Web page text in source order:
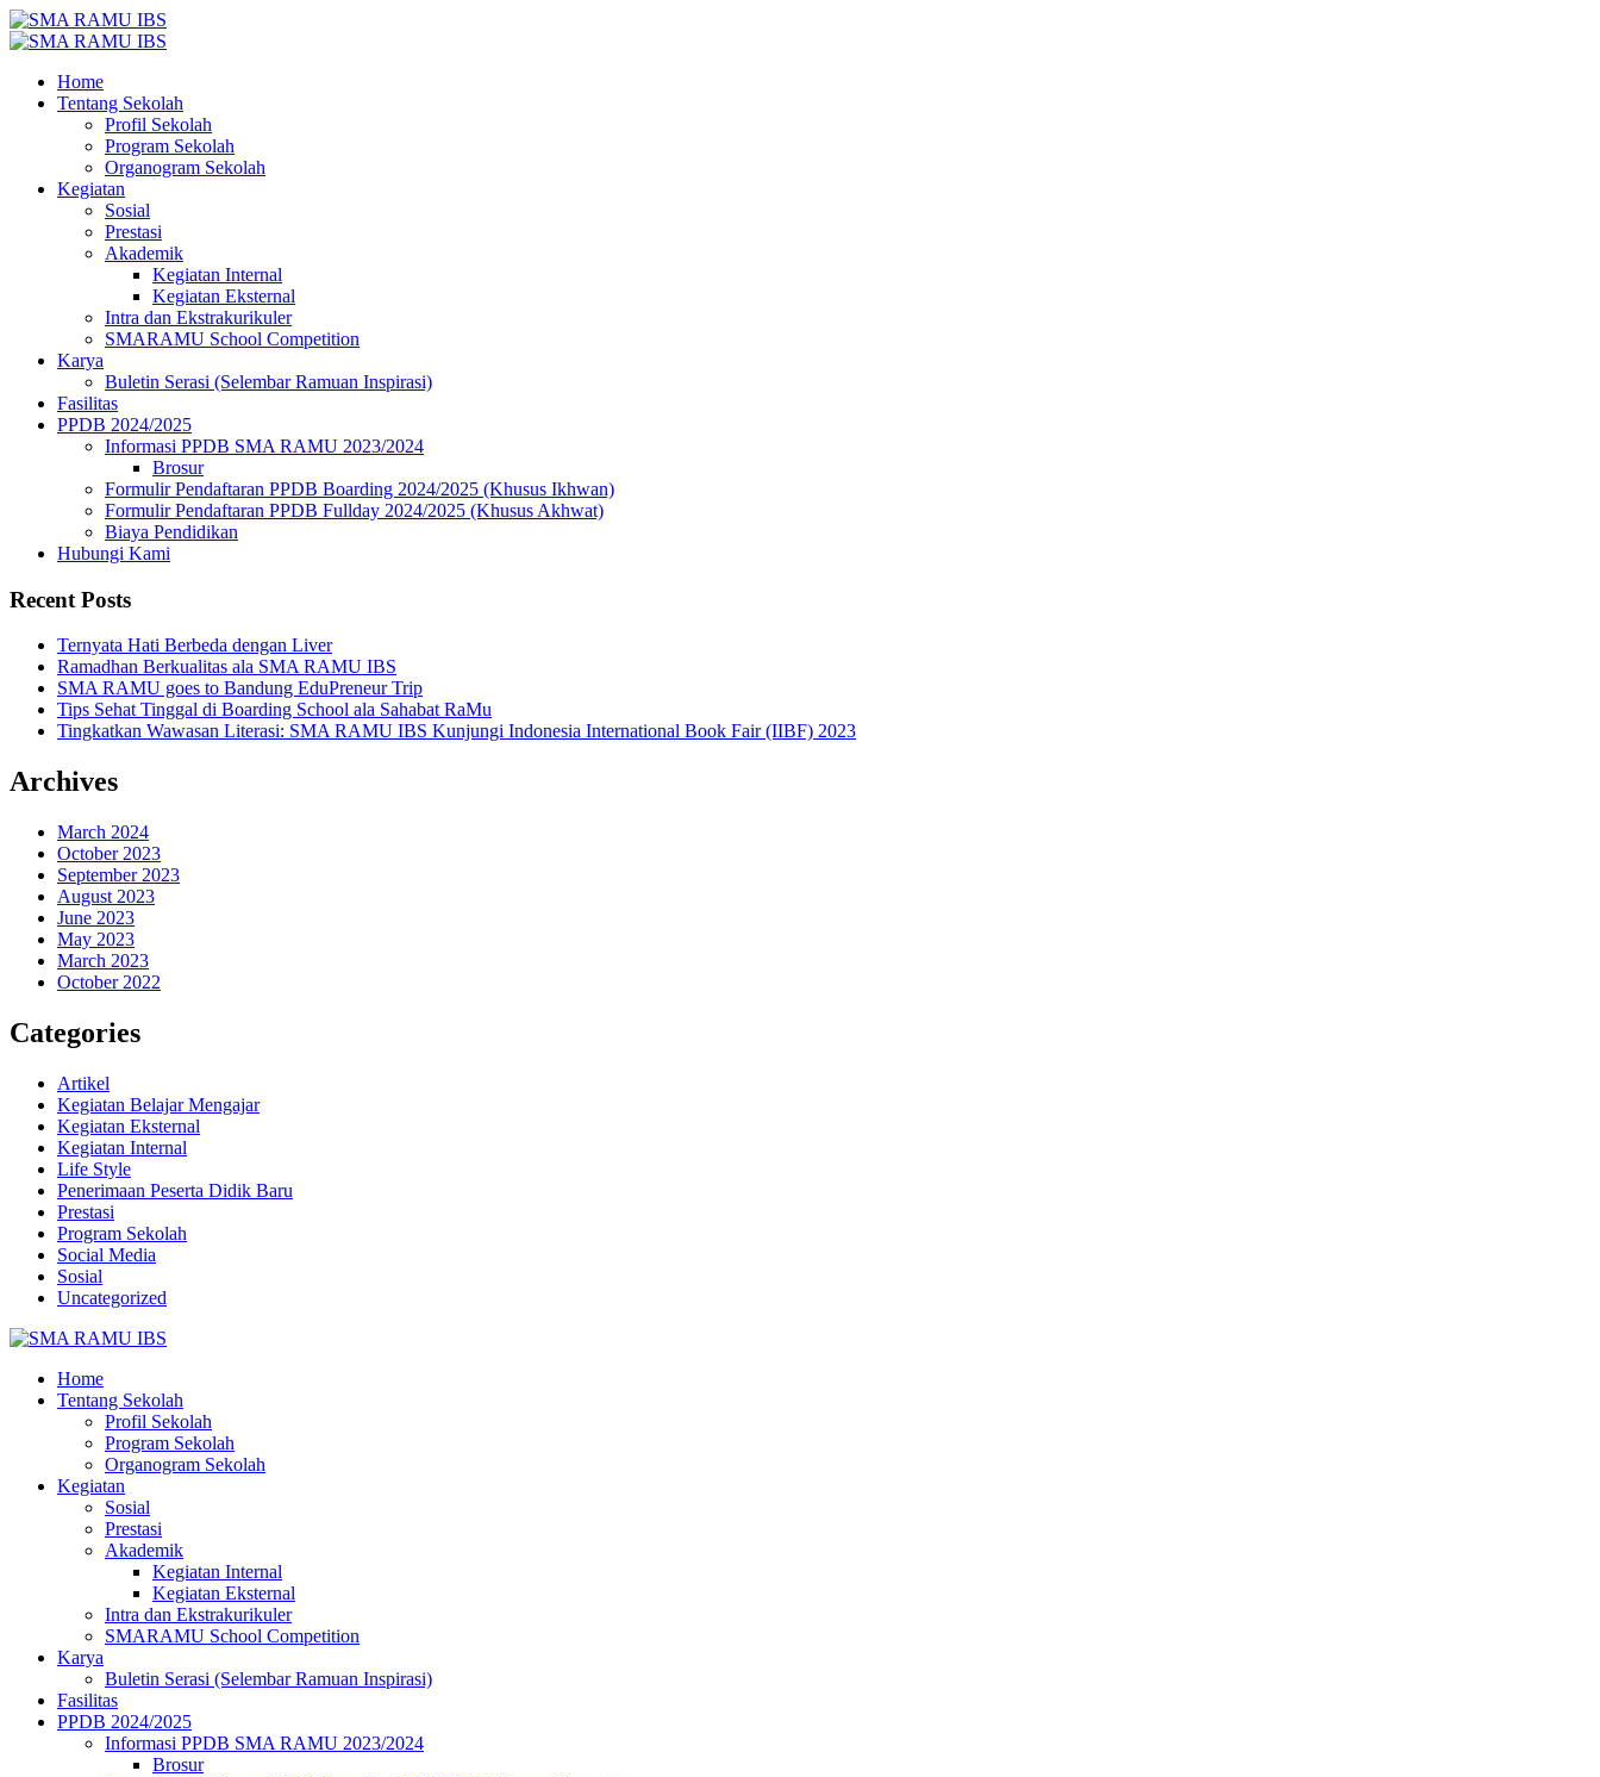
Home
Tentang Sekolah
Profil Sekolah
Program Sekolah
Organogram Sekolah
Kegiatan
Sosial
Prestasi
Akademik
Kegiatan Internal
Kegiatan Eksternal
Intra dan Ekstrakurikuler
SMARAMU School Competition
Karya
Buletin Serasi (Selembar Ramuan Inspirasi)
Fasilitas
PPDB 2024/2025
Informasi PPDB SMA RAMU 2023/2024
Brosur
Formulir Pendaftaran PPDB Boarding 2024/2025 (Khusus Ikhwan)
Formulir Pendaftaran PPDB Fullday 2024/2025 (Khusus Akhwat)
Biaya Pendidikan
Hubungi Kami
Recent Posts
Ternyata Hati Berbeda dengan Liver
Ramadhan Berkualitas ala SMA RAMU IBS
SMA RAMU goes to Bandung EduPreneur Trip
Tips Sehat Tinggal di Boarding School ala Sahabat RaMu
Tingkatkan Wawasan Literasi: SMA RAMU IBS Kunjungi Indonesia International Book Fair (IIBF) 2023
Archives
March 2024
October 2023
September 2023
August 2023
June 2023
May 2023
March 2023
October 2022
Categories
Artikel
Kegiatan Belajar Mengajar
Kegiatan Eksternal
Kegiatan Internal
Life Style
Penerimaan Peserta Didik Baru
Prestasi
Program Sekolah
Social Media
Sosial
Uncategorized
Home
Tentang Sekolah
Profil Sekolah
Program Sekolah
Organogram Sekolah
Kegiatan
Sosial
Prestasi
Akademik
Kegiatan Internal
Kegiatan Eksternal
Intra dan Ekstrakurikuler
SMARAMU School Competition
Karya
Buletin Serasi (Selembar Ramuan Inspirasi)
Fasilitas
PPDB 2024/2025
Informasi PPDB SMA RAMU 2023/2024
Brosur